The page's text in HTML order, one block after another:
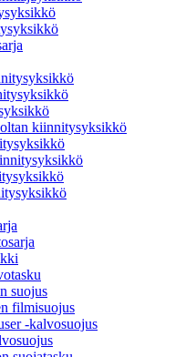
kiinnitysyksikkö
suojus
filmisuojus
-kalvosuojus